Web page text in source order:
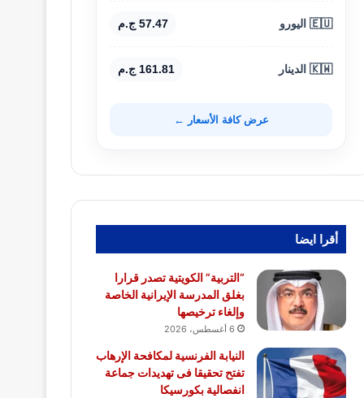
🇪🇺 اليورو 57.47 ج.م
🇰🇼 الدينار 161.81 ج.م
عرض كافة الأسعار ←
أقرا ايضا
“التربية” الكويتية تصدر قرارا
بغلق المدرسة الإيرانية الخاصة
وإلغاء ترخيصها
6 أغسطس، 2026
النيابة الفرنسية لمكافحة الإرهاب
تفتح تحقيقا فى تهديدات جماعة
انفصالية بكورسيكا